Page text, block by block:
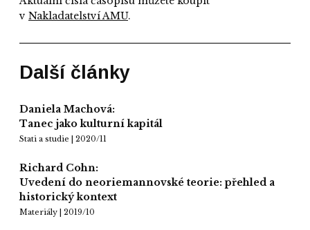
v Nakladatelství AMU.
Další články
Daniela Machová:
Tanec jako kulturní kapitál
Stati a studie | 2020/11
Richard Cohn:
Uvedení do neoriemannovské teorie: přehled a
historický kontext
Materiály | 2019/10